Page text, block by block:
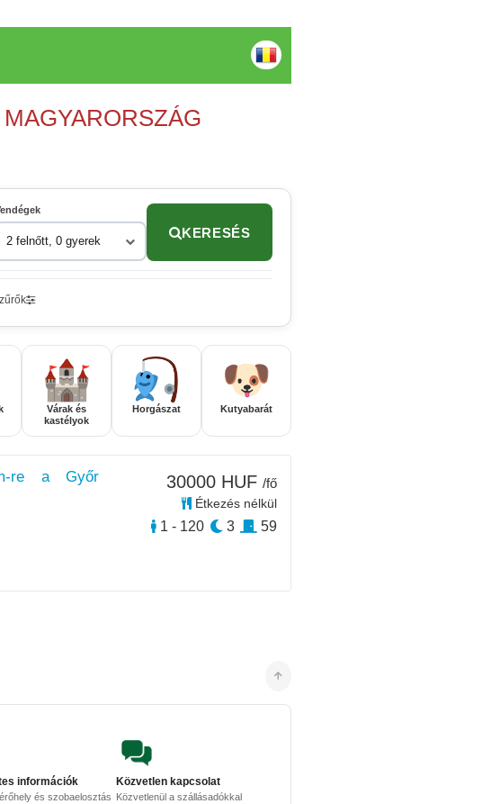
2 felnőtt, 0 gyerek
KERESÉS
Várak és
kastélyok
Horgászat Kutyabarát
re a Győr
30000 HUF /fő
Étkezés nélkül
1 - 120 3 59
információk
és szobaelosztás
Közvetlen kapcsolat
Közvetlenül a szállásadókkal